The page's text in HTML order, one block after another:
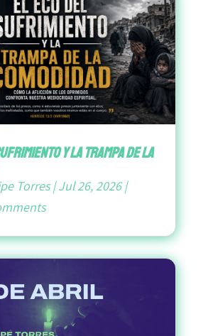
y la Trampa de la
Torres|Jul 26, 2026|